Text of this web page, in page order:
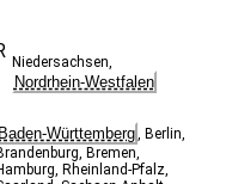
nicht
gestalten. Neben
praxisnahe
persönliche
Abgrenzung
Niedersachsen,
Nordrhein-Westfalen
Baden-Württemberg, Berlin,
, Bremen,
, Rheinland-Pfalz,